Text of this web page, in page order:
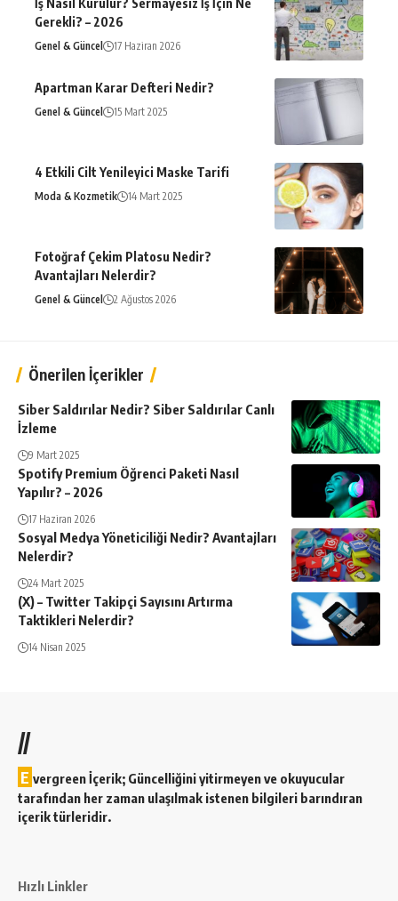
İş Nasıl Kurulur? Sermayesiz İş İçin Ne
Gerekli? – 2026
Genel & Güncel 17 Haziran 2026
Apartman Karar Defteri Nedir?
Genel & Güncel 15 Mart 2025
4 Etkili Cilt Yenileyici Maske Tarifi
Moda & Kozmetik 14 Mart 2025
Fotoğraf Çekim Platosu Nedir?
Avantajları Nelerdir?
Genel & Güncel 2 Ağustos 2026
Önerilen İçerikler
Siber Saldırılar Nedir? Siber Saldırılar Canlı
İzleme
9 Mart 2025
Spotify Premium Öğrenci Paketi Nasıl
Yapılır? – 2026
17 Haziran 2026
Sosyal Medya Yöneticiliği Nedir? Avantajları
Nelerdir?
24 Mart 2025
(X) – Twitter Takipçi Sayısını Artırma
Taktikleri Nelerdir?
14 Nisan 2025
//
E vergreen İçerik; Güncelliğini yitirmeyen ve okuyucular
tarafından her zaman ulaşılmak istenen bilgileri barındıran
içerik türleridir.
Hızlı Linkler